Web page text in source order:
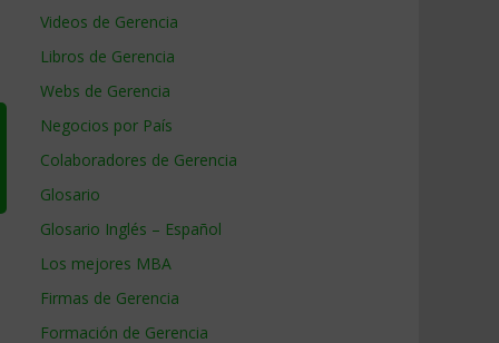
Videos de Gerencia
Libros de Gerencia
Webs de Gerencia
Negocios por País
Colaboradores de Gerencia
Glosario
Glosario Inglés – Español
Los mejores MBA
Firmas de Gerencia
Formación de Gerencia